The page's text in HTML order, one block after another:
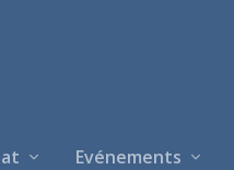
Evénements